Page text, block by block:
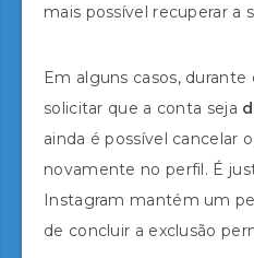
mais possível recuperar a
Em alguns casos, durante
solicitar que a conta seja
ainda é possível cancelar
novamente no perfil. É
Instagram mantém um
de concluir a exclusão